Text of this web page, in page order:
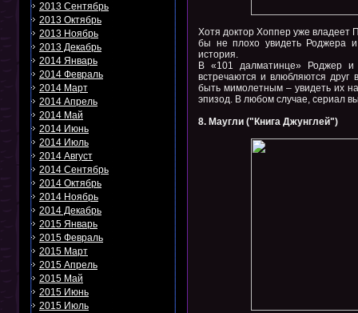
2013 Сентябрь
2013 Октябрь
2013 Ноябрь
2013 Декабрь
2014 Январь
2014 Февраль
2014 Март
2014 Апрель
2014 Май
2014 Июнь
2014 Июль
2014 Август
2014 Сентябрь
2014 Октябрь
2014 Ноябрь
2014 Декабрь
2015 Январь
2015 Февраль
2015 Март
2015 Апрель
2015 Май
2015 Июнь
2015 Июль
Хотя доктор Хоппер уже владеет
бы не плохо увидеть Роджера
история.
В «101 далматинце» Роджер
встречаются и влюбляются друг
быть мимолетным – увидеть их
эпизод. В любом случае, сериал
8. Маугли ("Книга Джунглей")